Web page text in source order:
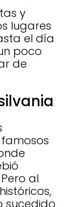
y
lugares
el día
poco
de
al
sucedido